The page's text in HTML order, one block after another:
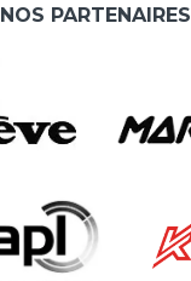
NOS PARTENAIRES